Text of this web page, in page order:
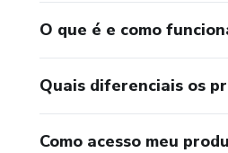
O que é e como
Quais diferenciais os
Como acesso meu